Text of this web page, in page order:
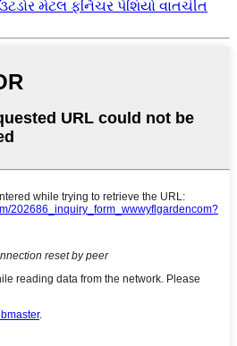
મેટલ ફર્નિચર પેશિયો વાતચીત